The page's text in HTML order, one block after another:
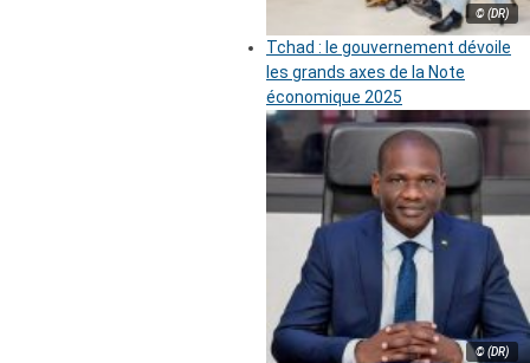
© (DR)
Tchad : le gouvernement dévoile
les grands axes de la Note
économique 2025
© (DR)